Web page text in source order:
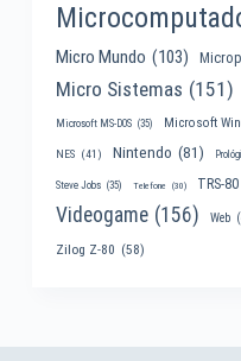
Micro Mundo (103)
Micro Sistemas (151)
Microsoft MS-DOS (35) Microsoft
NES (41) Nintendo (81)
Steve Jobs (35) Telefone (30) TRS-80
Videogame (156) Web
Zilog Z-80 (58)